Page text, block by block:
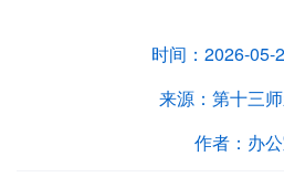
时间： 2026-05-
来源： 第十三
作者： 办